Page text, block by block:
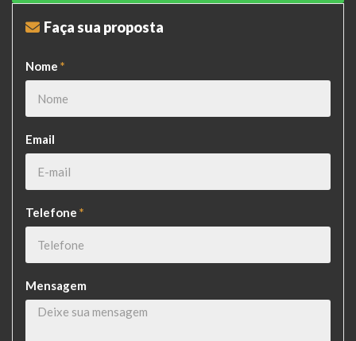
Faça sua proposta
Nome *
Email
Telefone *
Mensagem